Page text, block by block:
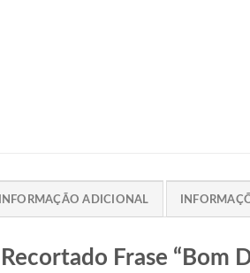
INFORMAÇÃO ADICIONAL
Frase “Bom